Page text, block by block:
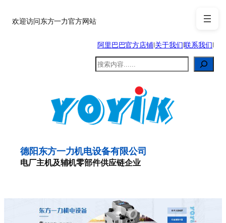
至欢迎访问东方一力官方网站
阿里巴巴官方店铺|关于我们|联系我们|
搜
索
德阳东方一力机电设备有限公司
电厂主机及辅机零部件供应链企业